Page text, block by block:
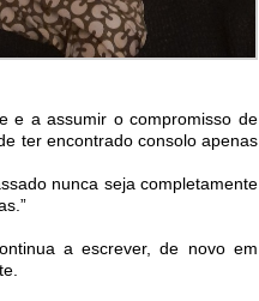
e a assumir o compromisso de
ter encontrado consolo apenas
nunca seja completamente
a escrever, de novo em